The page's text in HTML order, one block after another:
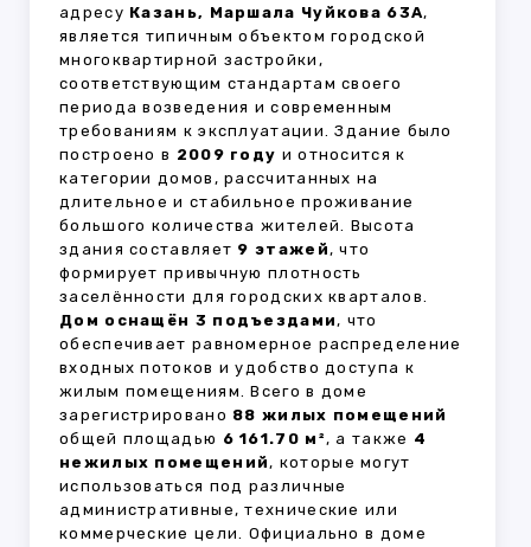
адресу Казань, Маршала Чуйкова 63А,
является типичным объектом городской
многоквартирной застройки,
соответствующим стандартам своего
периода возведения и современным
требованиям к эксплуатации. Здание было
построено в 2009 году и относится к
категории домов, рассчитанных на
длительное и стабильное проживание
большого количества жителей. Высота
здания составляет 9 этажей, что
формирует привычную плотность
заселённости для городских кварталов.
Дом оснащён 3 подъездами, что
обеспечивает равномерное распределение
входных потоков и удобство доступа к
жилым помещениям. Всего в доме
зарегистрировано 88 жилых помещений
общей площадью 6 161.70 м², а также 4
нежилых помещений, которые могут
использоваться под различные
административные, технические или
коммерческие цели. Официально в доме